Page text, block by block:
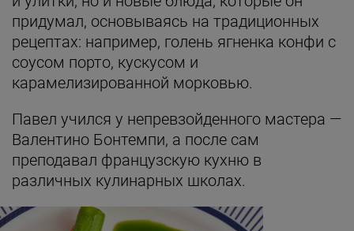
придумал, основываясь на традиционных
рецептах: например, голень ягненка конфи с
соусом порто, кускусом и
карамелизированной морковью.
Павел учился у непревзойденного мастера —
Валентино Бонтемпи, а после сам
преподавал французскую кухню в
различных кулинарных школах.